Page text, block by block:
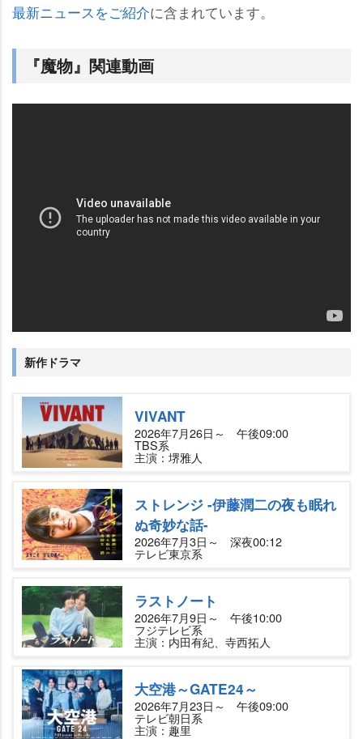
最新ニュースをご紹介に含まれています。
『魔物』関連動画
新作ドラマ
VIVANT
2026年7月26日～ 午後09:00
TBS系
主演：堺雅人
ストレンジ -伊藤潤二の夜も眠れ
ぬ奇妙な話-
2026年7月3日～ 深夜00:12
テレビ東京系
ラストノート
2026年7月9日～ 午後10:00
フジテレビ系
主演：内田有紀、寺西拓人
大空港～GATE24～
2026年7月23日～ 午後09:00
テレビ朝日系
主演：趣里